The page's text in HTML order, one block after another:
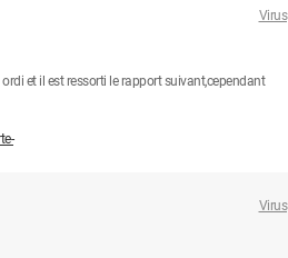
Virus
et il est ressorti le rapport suivant,cependant
Virus